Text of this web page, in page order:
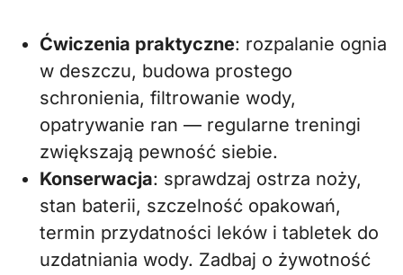
Ćwiczenia praktyczne: rozpalanie ognia
w deszczu, budowa prostego
schronienia, filtrowanie wody,
opatrywanie ran — regularne treningi
zwiększają pewność siebie.
Konserwacja: sprawdzaj ostrza noży,
stan baterii, szczelność opakowań,
termin przydatności leków i tabletek do
uzdatniania wody. Zadbaj o żywotność